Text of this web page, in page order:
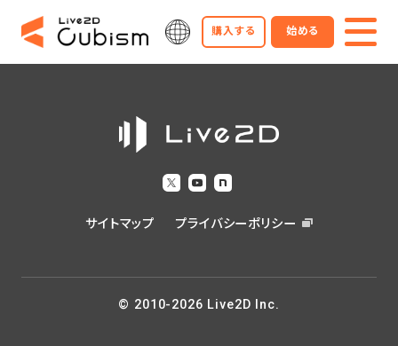
購入する 始める
サイトマップ プライバシーポリシー
© 2010-2026 Live2D Inc.